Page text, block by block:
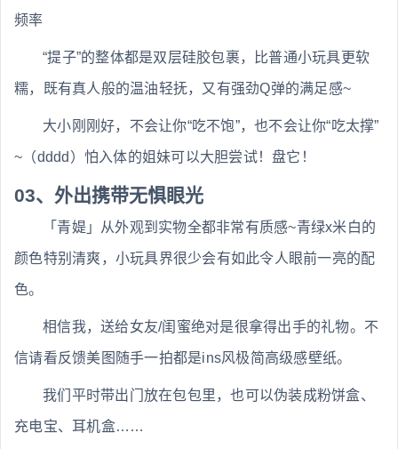
频率
“提子”的整体都是双层硅胶包裹，比普通小玩具更软
糯，既有真人般的温油轻抚，又有强劲Q弹的满足感~
大小刚刚好，不会让你“吃不饱”，也不会让你“吃太撑”
~（dddd）怕入体的姐妹可以大胆尝试！盘它！
03、外出携带无惧眼光
「青媞」从外观到实物全都非常有质感~青绿x米白的
颜色特别清爽，小玩具界很少会有如此令人眼前一亮的配
色。
相信我，送给女友/闺蜜绝对是很拿得出手的礼物。不
信请看反馈美图随手一拍都是ins风极简高级感壁纸。
我们平时带出门放在包包里，也可以伪装成粉饼盒、
充电宝、耳机盒……